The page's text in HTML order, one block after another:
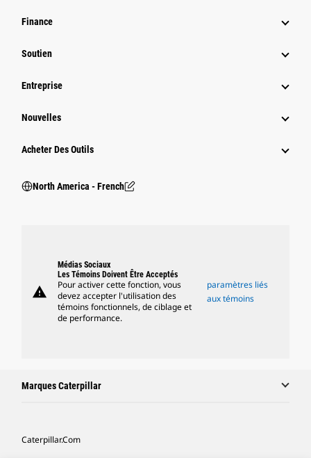
Finance
Soutien
Entreprise
Nouvelles
Acheter Des Outils
North America - French
warning
Médias Sociaux
Les Témoins Doivent Être Acceptés
Pour activer cette fonction, vous
devez accepter l'utilisation des
témoins fonctionnels, de ciblage et
de performance.
paramètres liés
aux témoins
Marques Caterpillar
Caterpillar.com